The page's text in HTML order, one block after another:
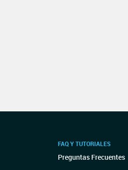
FAQ Y TUTORIALES
Preguntas Frecuentes